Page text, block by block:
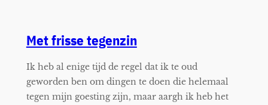
Met frisse tegenzin
Ik heb al enige tijd de regel dat ik te oud
geworden ben om dingen te doen die helemaal
tegen mijn goesting zijn, maar aargh ik heb het